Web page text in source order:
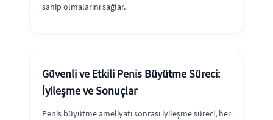
sahip olmalarını sağlar.
Güvenli ve Etkili Penis Büyütme Süreci:
İyileşme ve Sonuçlar
Penis büyütme ameliyatı sonrası iyileşme süreci, her